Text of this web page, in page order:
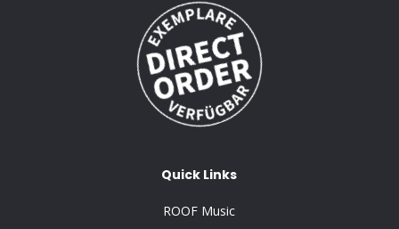
Quick Links
ROOF Music